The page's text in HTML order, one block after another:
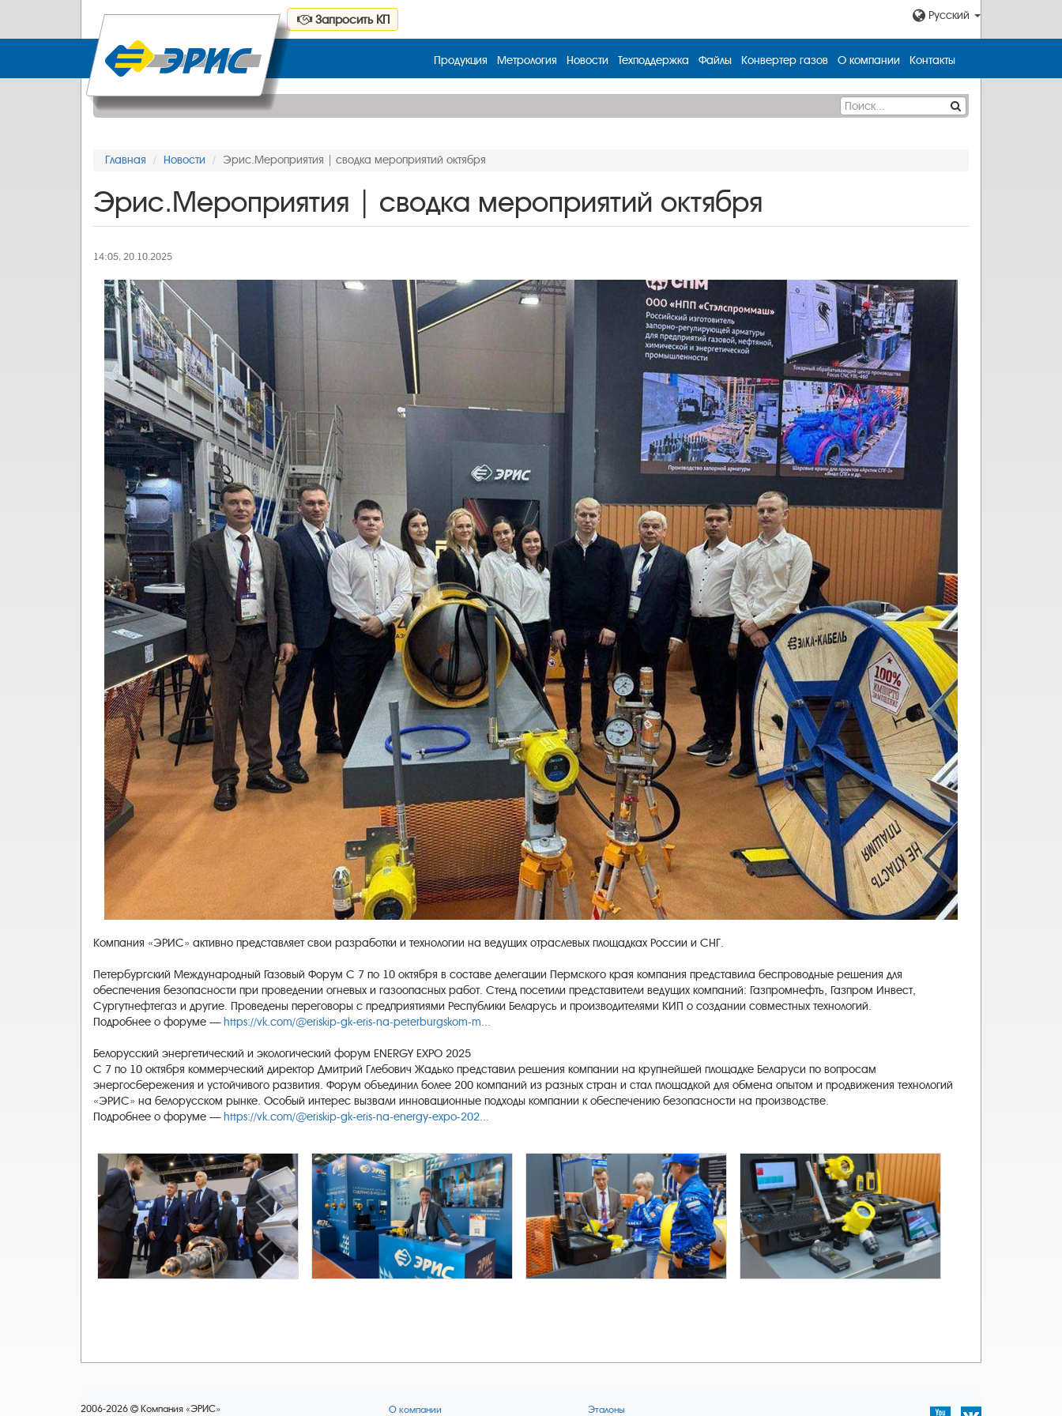
Запросить КП Русский
Продукция Метрология Новости Техподдержка Файлы Конвертер газов О компании Контакты
Главная Новости Эрис.Мероприятия | сводка мероприятий октября
Эрис.Мероприятия | сводка мероприятий октября
14:05, 20.10.2025
Компания «ЭРИС» активно представляет свои разработки и технологии на ведущих отраслевых площадках России и СНГ.
Петербургский Международный Газовый Форум С 7 по 10 октября в составе делегации Пермского края компания представила беспроводные решения для
обеспечения безопасности при проведении огневых и газоопасных работ. Стенд посетили представители ведущих компаний: Газпромнефть, Газпром Инвест,
Сургутнефтегаз и другие. Проведены переговоры с предприятиями Республики Беларусь и производителями КИП о создании совместных технологий.
Подробнее о форуме — https://vk.com/@eriskip-gk-eris-na-peterburgskom-m...
Белорусский энергетический и экологический форум ENERGY EXPO 2025
С 7 по 10 октября коммерческий директор Дмитрий Глебович Жадько представил решения компании на крупнейшей площадке Беларуси по вопросам
энергосбережения и устойчивого развития. Форум объединил более 200 компаний из разных стран и стал площадкой для обмена опытом и продвижения технологий
«ЭРИС» на белорусском рынке. Особый интерес вызвали инновационные подходы компании к обеспечению безопасности на производстве.
Подробнее о форуме — https://vk.com/@eriskip-gk-eris-na-energy-expo-202...
2006-2026 Компания «ЭРИС» О компании Эталоны